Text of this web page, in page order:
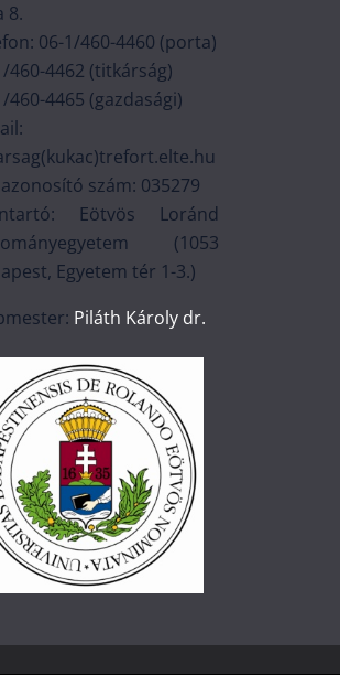
8.
06-1/460-4460 (porta)
460-4462 (titkárság)
460-4465 (gazdasági)
szám: 035279
Eötvös Loránd
(1053
Egyetem tér 1-3.)
Piláth Károly dr.